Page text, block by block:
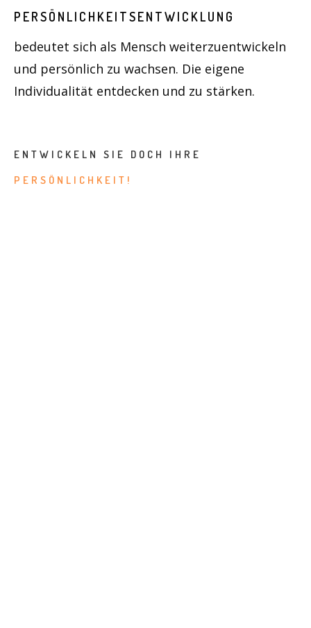
PERSÖNLICHKEITSENTWICKLUNG
bedeutet sich als Mensch weiterzuentwickeln
und persönlich zu wachsen. Die eigene
Individualität entdecken und zu stärken.
ENTWICKELN SIE DOCH IHRE
PE